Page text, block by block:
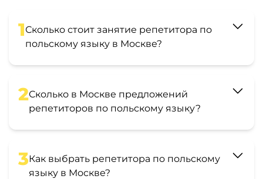
1Сколько стоит занятие репетитора по
польскому языку в Москве?
2Сколько в Москве предложений
репетиторов по польскому языку?
3Как выбрать репетитора по польскому
языку в Москве?